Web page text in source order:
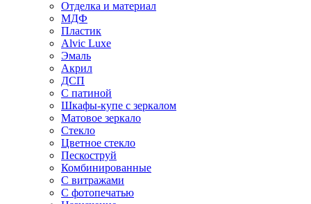
Отделка и материал
МДФ
Пластик
Alvic Luxe
Эмаль
Акрил
ДСП
С патиной
Шкафы-купе с зеркалом
Матовое зеркало
Стекло
Цветное стекло
Пескоструй
Комбинированные
С витражами
С фотопечатью